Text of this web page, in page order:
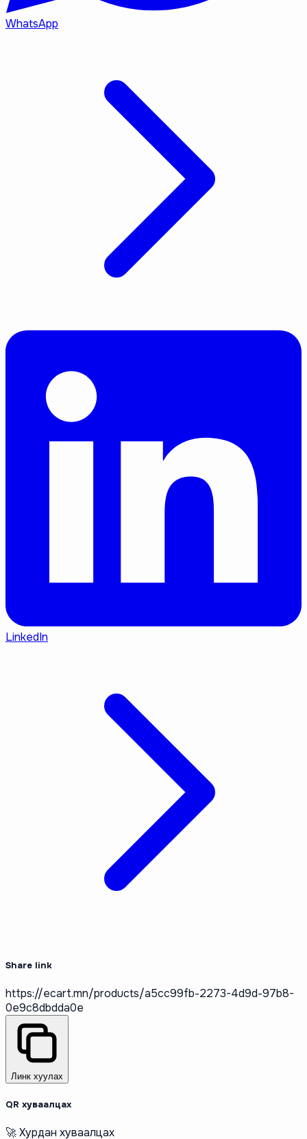
WhatsApp
LinkedIn
Share link
https://ecart.mn/products/a5cc99fb-2273-4d9d-97b8-
0e9c8dbdda0e
Линк хуулах
QR хуваалцах
🚀 Хурдан хуваалцах